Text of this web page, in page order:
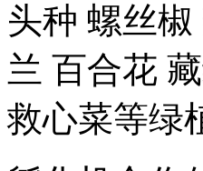
头种 螺丝
兰 百合花
救心菜等绿